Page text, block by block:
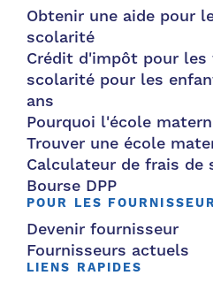
Obtenir une aide pour
scolarité
Crédit d'impôt pour les
scolarité pour les
ans
Pourquoi l'école
Trouver une école
Calculateur de frais de
Bourse DPP
POUR LES
Devenir fournisseur
Fournisseurs actuels
LIENS RAPIDES